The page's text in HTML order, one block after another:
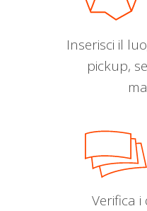
Inserisci il
pickup,
Verifica